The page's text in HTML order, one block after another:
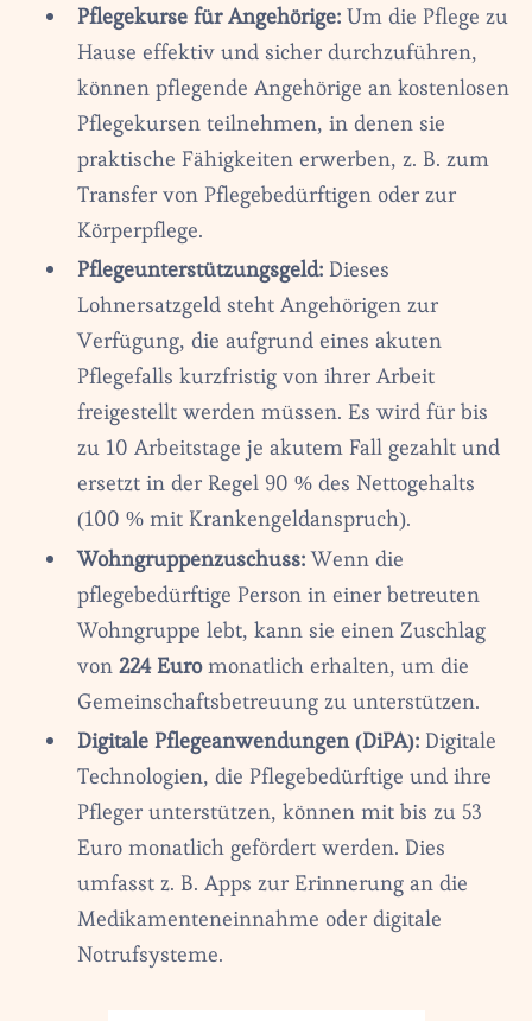
Pflegekurse für Angehörige:Um die Pflege zu
Hause effektiv und sicher durchzuführen,
können pflegende Angehörige an kostenlosen
Pflegekursen teilnehmen, in denen sie
praktische Fähigkeiten erwerben, z. B. zum
Transfer von Pflegebedürftigen oder zur
Körperpflege.
Pflegeunterstützungsgeld:Dieses
Lohnersatzgeld steht Angehörigen zur
Verfügung, die aufgrund eines akuten
Pflegefalls kurzfristig von ihrer Arbeit
freigestellt werden müssen. Es wird für bis
zu 10 Arbeitstage je akutem Fall gezahlt und
ersetzt in der Regel 90 % des Nettogehalts
(100 % mit Krankengeldanspruch).
Wohngruppenzuschuss:Wenn die
pflegebedürftige Person in einer betreuten
Wohngruppe lebt, kann sie einen Zuschlag
von 224 Euromonatlich erhalten, um die
Gemeinschaftsbetreuung zu unterstützen.
Digitale Pflegeanwendungen (DiPA): Digitale
Technologien, die Pflegebedürftige und ihre
Pfleger unterstützen, können mit bis zu 53
Euro monatlich gefördert werden. Dies
umfasst z. B. Apps zur Erinnerung an die
Medikamenteneinnahme oder digitale
Notrufsysteme.